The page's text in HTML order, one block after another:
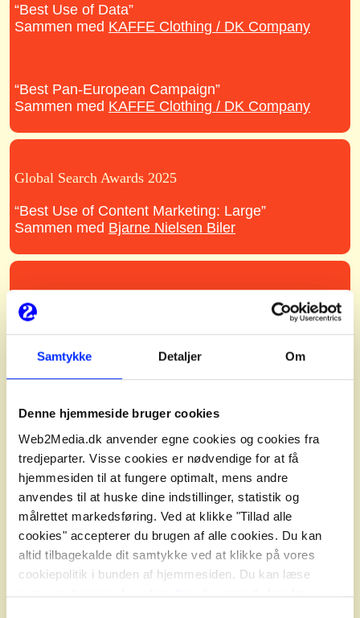
Samtykke Detaljer Om
Denne hjemmeside bruger cookies
Web2Media.dk anvender egne cookies og cookies fra
tredjeparter. Visse cookies er nødvendige for at få
hjemmesiden til at fungere optimalt, mens andre
anvendes til at huske dine indstillinger, statistik og
målrettet markedsføring. Ved at klikke "Tillad alle
cookies" accepterer du brugen af alle cookies. Du kan
altid tilbagekalde dit samtykke ved at klikke på vores
cookiepolitik i bunden af hjemmesiden. Du kan læse
“Best Use of Data”
Sammen med KAFFE Clothing / DK Company
“Best Pan-European Campaign”
Sammen med KAFFE Clothing / DK Company
Global Search Awards 2025
“Best Use of Content Marketing: Large”
Sammen med Bjarne Nielsen Biler
Google Premier Partner Awards 2022
“International Growth”
I samarbejde med
DK Company